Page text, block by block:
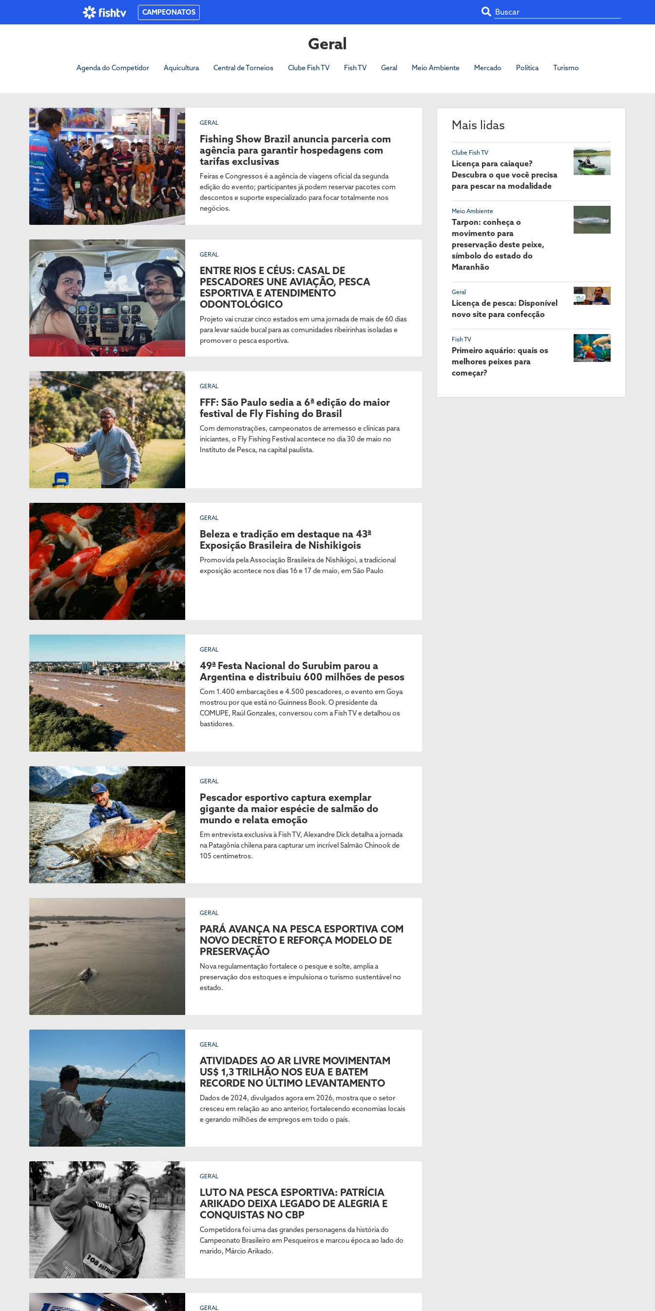
CAMPEONATOS
Geral
Agenda do Competidor Aquicultura Central de Torneios Clube Fish TV Fish TV Geral Meio Ambiente Mercado Política Turismo
GERAL
Fishing Show Brazil anuncia parceria com
agência para garantir hospedagens com
tarifas exclusivas
Feiras e Congressos é a agência de viagens oficial da segunda
edição do evento; participantes já podem reservar pacotes com
descontos e suporte especializado para focar totalmente nos
negócios.
GERAL
ENTRE RIOS E CÉUS: CASAL DE
PESCADORES UNE AVIAÇÃO, PESCA
ESPORTIVA E ATENDIMENTO
ODONTOLÓGICO
Projeto vai cruzar cinco estados em uma jornada de mais de 60 dias
para levar saúde bucal para as comunidades ribeirinhas isoladas e
promover o pesca esportiva.
GERAL
FFF: São Paulo sedia a 6ª edição do maior
festival de Fly Fishing do Brasil
Com demonstrações, campeonatos de arremesso e clínicas para
iniciantes, o Fly Fishing Festival acontece no dia 30 de maio no
Instituto de Pesca, na capital paulista.
GERAL
Beleza e tradição em destaque na 43ª
Exposição Brasileira de Nishikigois
Promovida pela Associação Brasileira de Nishikigoi, a tradicional
exposição acontece nos dias 16 e 17 de maio, em São Paulo
GERAL
49ª Festa Nacional do Surubim parou a
Argentina e distribuiu 600 milhões de pesos
Com 1.400 embarcações e 4.500 pescadores, o evento em Goya
mostrou por que está no Guinness Book. O presidente da
COMUPE, Raúl Gonzales, conversou com a Fish TV e detalhou os
bastidores.
GERAL
Pescador esportivo captura exemplar
gigante da maior espécie de salmão do
mundo e relata emoção
Em entrevista exclusiva à Fish TV, Alexandre Dick detalha a jornada
na Patagônia chilena para capturar um incrível Salmão Chinook de
105 centímetros.
GERAL
PARÁ AVANÇA NA PESCA ESPORTIVA COM
NOVO DECRETO E REFORÇA MODELO DE
PRESERVAÇÃO
Nova regulamentação fortalece o pesque e solte, amplia a
preservação dos estoques e impulsiona o turismo sustentável no
estado.
GERAL
ATIVIDADES AO AR LIVRE MOVIMENTAM
US$ 1,3 TRILHÃO NOS EUA E BATEM
RECORDE NO ÚLTIMO LEVANTAMENTO
Dados de 2024, divulgados agora em 2026, mostra que o setor
cresceu em relação ao ano anterior, fortalecendo economias locais
e gerando milhões de empregos em todo o país.
GERAL
LUTO NA PESCA ESPORTIVA: PATRÍCIA
ARIKADO DEIXA LEGADO DE ALEGRIA E
CONQUISTAS NO CBP
Competidora foi uma das grandes personagens da história do
Campeonato Brasileiro em Pesqueiros e marcou época ao lado do
marido, Márcio Arikado.
GERAL
Mais lidas
Clube Fish TV
Licença para caiaque?
Descubra o que você precisa
para pescar na modalidade
Meio Ambiente
Tarpon: conheça o
movimento para
preservação deste peixe,
símbolo do estado do
Maranhão
Geral
Licença de pesca: Disponível
novo site para confecção
Fish TV
Primeiro aquário: quais os
melhores peixes para
começar?